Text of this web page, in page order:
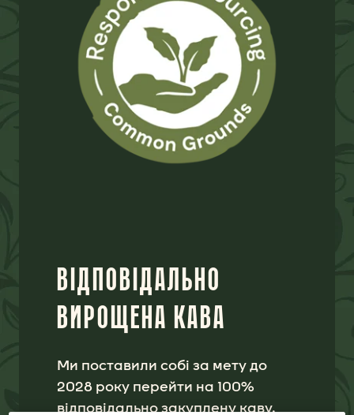
ВИРОЩЕНА КАВА
Ми поставили собі за мету до
відповідально закуплену каву.
Для цього ми тісно співпрацюємо
з фермерами та партнерами по